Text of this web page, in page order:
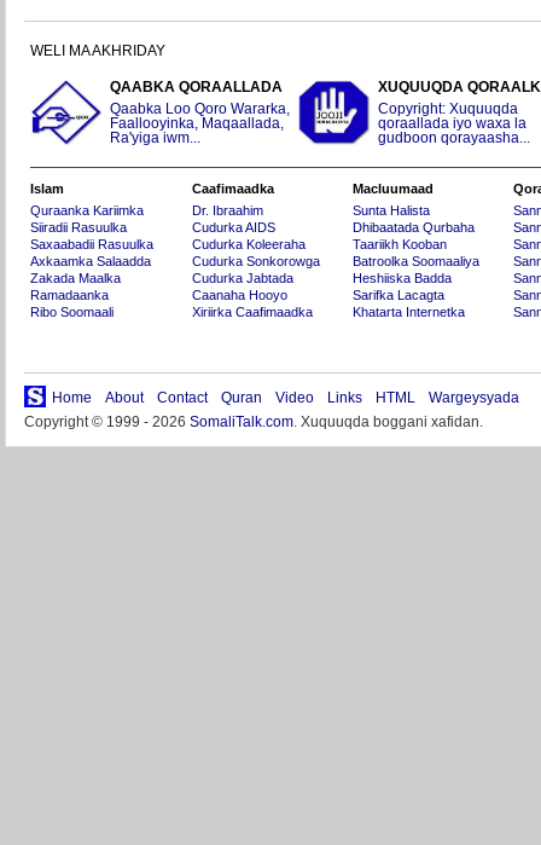
WELI MA AKHRIDAY
QAABKA QORAALLADA
Qaabka Loo Qoro Wararka,
Faallooyinka, Maqaallada,
Ra'yiga iwm...
XUQUUQDA
Copyright: Xuquuqda
qoraallada iyo waxa la
gudboon qorayaasha...
Islam
Quraanka Kariimka
Siiradii Rasuulka
Saxaabadii Rasuulka
Axkaamka Salaadda
Zakada Maalka
Ramadaanka
Ribo Soomaali
Caafimaadka
Dr. Ibraahim
Cudurka AIDS
Cudurka Koleeraha
Cudurka Sonkorowga
Cudurka Jabtada
Caanaha Hooyo
Xiriirka Caafimaadka
Macluumaad
Sunta Halista
Dhibaatada Qurbaha
Taariikh Kooban
Batroolka Soomaaliya
Heshiiska Badda
Sarifka Lacagta
Khatarta Internetka
Home About Contact Quran Video Links HTML
Wargeysyada
Copyright © 1999 - 2026 SomaliTalk.com. Xuquuqda boggani xafidan.